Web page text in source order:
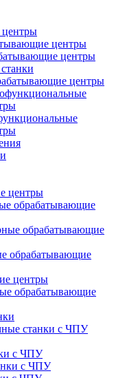
центры
центры
центры
центры
обрабатывающие
обрабатывающие
обрабатывающие
центры
обрабатывающие
станки с ЧПУ
с ЧПУ
с ЧПУ